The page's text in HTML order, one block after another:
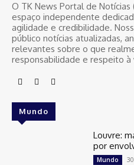
O TK News Portal de
espaço independente
agilidade e credibilidade.
público notícias atualizadas,
relevantes sobre o que
responsabilidade e respeito à
Mundo
Louvre:
por
Mundo